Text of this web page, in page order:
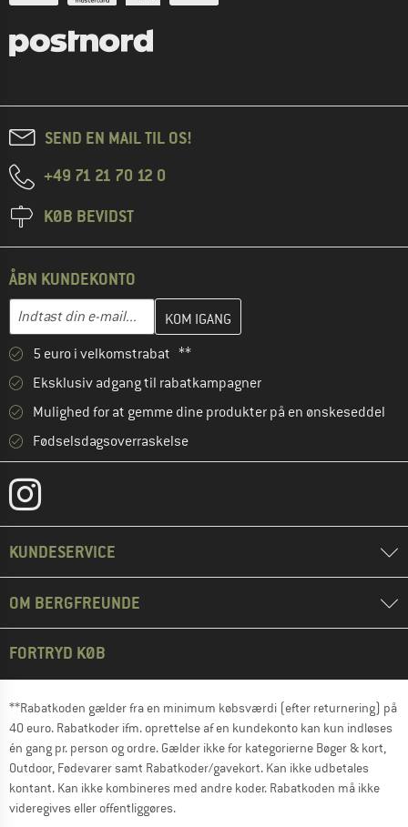
SEND EN MAIL TIL OS!
+49 71 21 70 12 0
KØB BEVIDST
ÅBN KUNDEKONTO
E-mail-adresse
Indtast din e-mailadresse her, og opret i næste trin din
5 euro i velkomstrabat **
Eksklusiv adgang til rabatkampagner
Mulighed for at gemme dine produkter på en ønskeseddel
Fødselsdagsoverraskelse
KUNDESERVICE
OM BERGFREUNDE
FORTRYD KØB
**Rabatkoden gælder fra en minimum købsværdi (efter returnering) på
40 euro. Rabatkoder ifm. oprettelse af en kundekonto kan kun indløses
én gang pr. person og ordre. Gælder ikke for kategorierne Bøger & kort,
Outdoor, Fødevarer samt Rabatkoder/gavekort. Kan ikke udbetales
kontant. Kan ikke kombineres med andre koder. Rabatkoden må ikke
videregives eller offentliggøres.